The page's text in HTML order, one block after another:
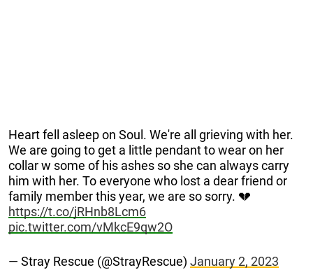
Heart fell asleep on Soul. We're all grieving with her.
We are going to get a little pendant to wear on her
collar w some of his ashes so she can always carry
him with her. To everyone who lost a dear friend or
family member this year, we are so sorry. 💔
https://t.co/jRHnb8Lcm6
pic.twitter.com/vMkcE9qw2O
— Stray Rescue (@StrayRescue) January 2, 2023